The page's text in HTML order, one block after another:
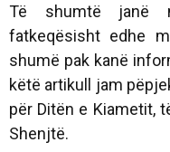
Të shumtë janë
fatkeqësisht edhe
shumë pak kanë
këtë artikull jam
për Ditën e Kiametit,
Shenjtë.